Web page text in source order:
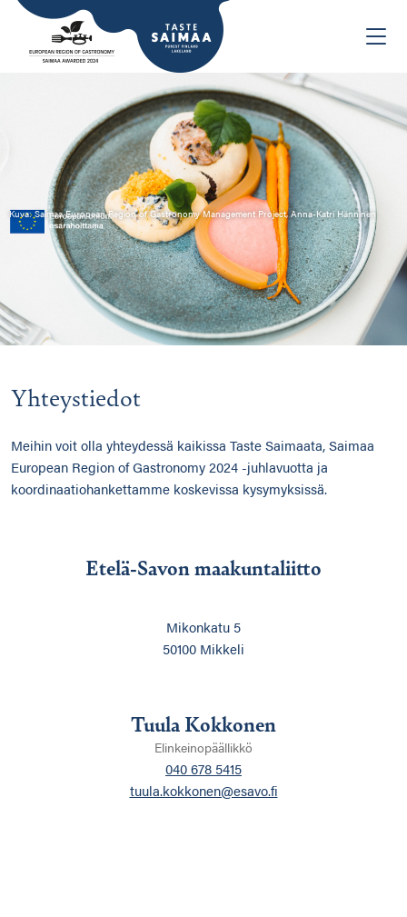
Kuva: Saimaa European Region of Gastronomy Management Project, Anna-Katri Hänninen
Yhteystiedot
Meihin voit olla yhteydessä kaikissa Taste Saimaata, Saimaa
European Region of Gastronomy 2024 -juhlavuotta ja
koordinaatiohankettamme koskevissa kysymyksissä.
Etelä-Savon maakuntaliitto
Mikonkatu 5
50100 Mikkeli
Tuula Kokkonen
Elinkeinopäällikkö
040 678 5415
tuula.kokkonen@esavo.fi